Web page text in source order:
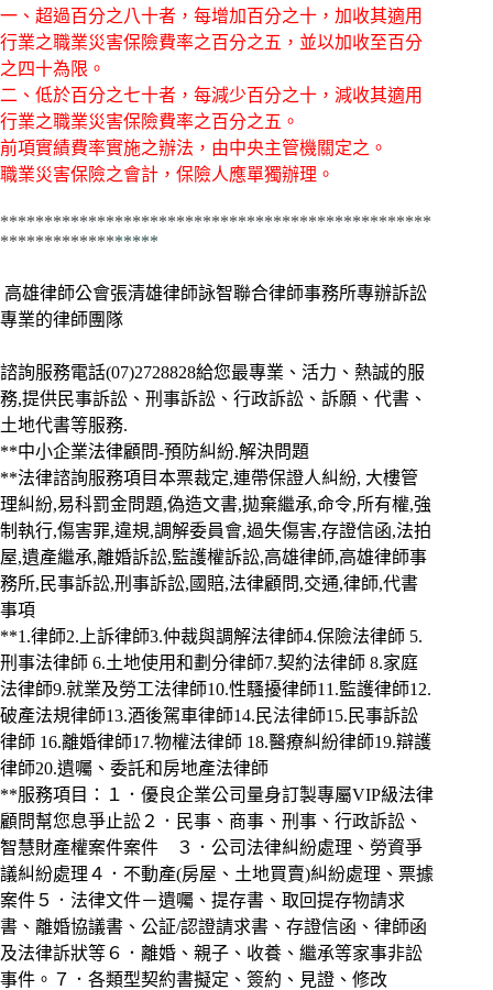
一、超過百分之八十者，每增加百分之十，加收其適用
行業之職業災害保險費率之百分之五，並以加收至百分
之四十為限。
二、低於百分之七十者，每減少百分之十，減收其適用
行業之職業災害保險費率之百分之五。
前項實績費率實施之辦法，由中央主管機關定之。
職業災害保險之會計，保險人應單獨辦理。
*************************************************
******************
高雄律師公會張清雄律師詠智聯合律師事務所專辦訴訟
專業的律師團隊
諮詢服務電話(07)2728828給您最專業、活力、熱誠的服
務,提供民事訴訟、刑事訴訟、行政訴訟、訴願、代書、
土地代書等服務.
**中小企業法律顧問-預防糾紛.解決問題
**法律諮詢服務項目本票裁定,連帶保證人糾紛, 大樓管
理糾紛,易科罰金問題,偽造文書,拋棄繼承,命令,所有權,強
制執行,傷害罪,違規,調解委員會,過失傷害,存證信函,法拍
屋,遺產繼承,離婚訴訟,監護權訴訟,高雄律師,高雄律師事
務所,民事訴訟,刑事訴訟,國賠,法律顧問,交通,律師,代書
事項
**1.律師2.上訴律師3.仲裁與調解法律師4.保險法律師 5.
刑事法律師 6.土地使用和劃分律師7.契約法律師 8.家庭
法律師9.就業及勞工法律師10.性騷擾律師11.監護律師12.
破產法規律師13.酒後駕車律師14.民法律師15.民事訴訟
律師 16.離婚律師17.物權法律師 18.醫療糾紛律師19.辯護
律師20.遺囑、委託和房地產法律師
**服務項目：１．優良企業公司量身訂製專屬VIP級法律
顧問幫您息爭止訟２．民事、商事、刑事、行政訴訟、
智慧財產權案件案件 ３．公司法律糾紛處理、勞資爭
議糾紛處理４．不動產(房屋、土地買賣)糾紛處理、票據
案件５．法律文件－遺囑、提存書、取回提存物請求
書、離婚協議書、公証/認證請求書、存證信函、律師函
及法律訴狀等６．離婚、親子、收養、繼承等家事非訟
事件。７．各類型契約書擬定、簽約、見證、修改